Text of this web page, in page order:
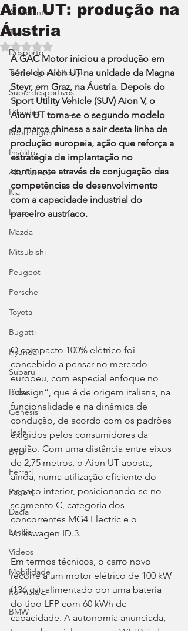
Ao Volante
Teste
Desporto
Tecnologia e Lifestyle
Superdesportivos
Híbridos
Reportagem
Insólito
Alfa Romeo
Kia
Lexus
Mazda
Mitsubishi
Peugeot
Porsche
Toyota
Bugatti
Hyundai
Subaru
Isuzu
Genesis
Tesla
BYD
Ferrari
Pagani
Dacia
Lancia
Videos
Mobilidade
Fórmula E
BMW
Aion UT: produção na
Áustria
Avaliado com NaN de 5 estrelas.
A GAC Motor iniciou a produção em
série do Aion UT na unidade da Magna
Steyr, em Graz, na Áustria. Depois do
Sport Utility Vehicle (SUV) Aion V, o
Aion UT torna-se o segundo modelo
da marca chinesa a sair desta linha de
produção europeia, ação que reforça a
estratégia de implantação no
continente através da conjugação das
competências de desenvolvimento
com a capacidade industrial do
parceiro austríaco.
O compacto 100% elétrico foi
concebido a pensar no mercado
europeu, com especial enfoque no
“design”, que é de origem italiana, na
funcionalidade e na dinâmica de
condução, de acordo com os padrões
exigidos pelos consumidores da
região. Com uma distância entre eixos
de 2,75 metros, o Aion UT aposta,
ainda, numa utilização eficiente do
espaço interior, posicionando-se no
segmento C, categoria dos
concorrentes MG4 Electric e o
Volkswagen ID.3.
Em termos técnicos, o carro novo
recorre a um motor elétrico de 100 kW
(136 cv), alimentado por uma bateria
do tipo LFP com 60 kWh de
capacidade. A autonomia anunciada,